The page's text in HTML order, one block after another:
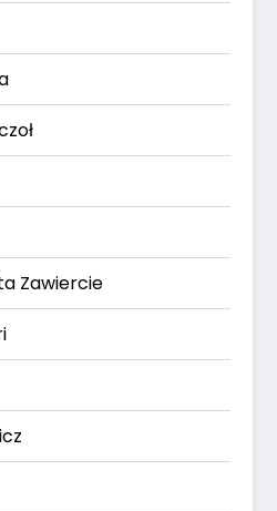
Zawiercie